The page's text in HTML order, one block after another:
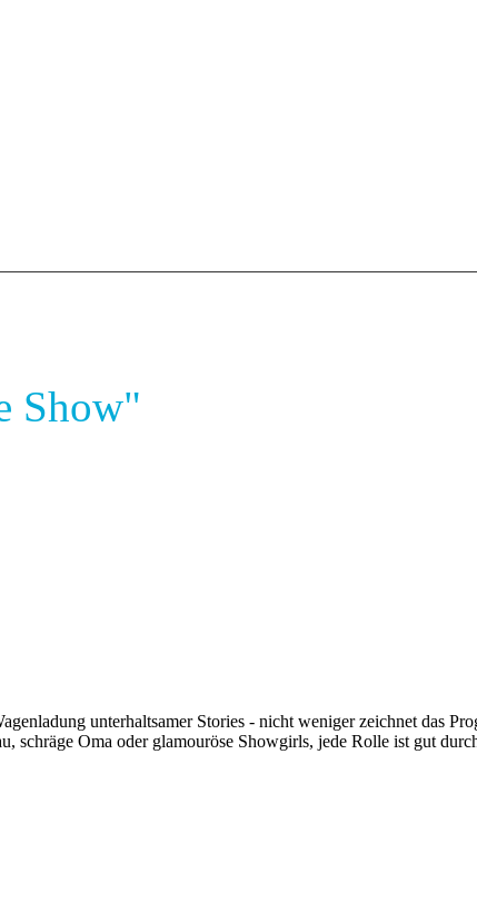
Show"
unterhaltsamer Stories - nicht weniger zeichnet das
schräge Oma oder glamouröse Showgirls, jede Rolle ist gut